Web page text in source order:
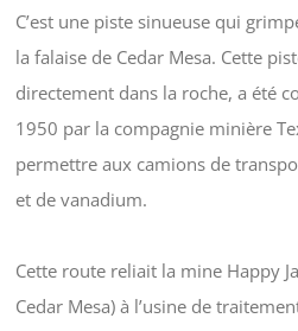
C’est une piste sinueuse qui
la falaise de Cedar Mesa. Cette
directement dans la roche, a été
1950 par la compagnie minière
permettre aux camions de
et de vanadium.
Cette route reliait la mine Happy
Cedar Mesa) à l’usine de